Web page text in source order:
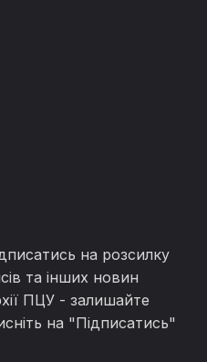
на розсилку
та інших новин
ПЦУ - залишайте
на "Підписатись"